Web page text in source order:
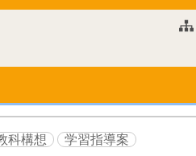
ジの本文へ
科構想 学習指導案